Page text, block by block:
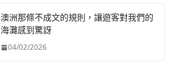
澳洲那條不成文的規則，讓遊客對我們的
海灘感到驚訝
04/02/2026